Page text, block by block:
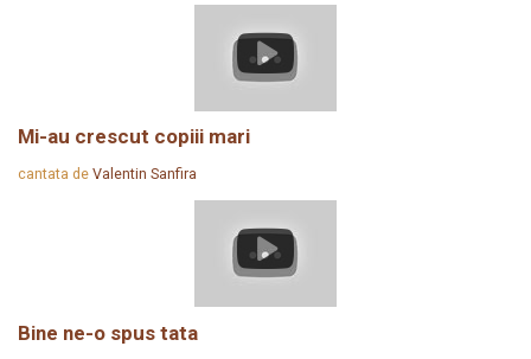
Mi-au crescut copiii mari
cantata de Valentin Sanfira
Bine ne-o spus tata